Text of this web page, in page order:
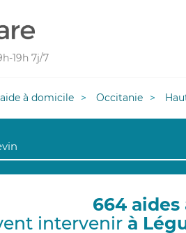
19h 7j/7
à domicile Occitanie
664
intervenir à